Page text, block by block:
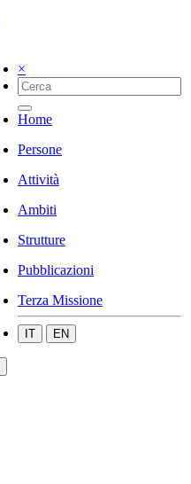
×
Home
Persone
Attività
Ambiti
Strutture
Pubblicazioni
Terza Missione
IT EN